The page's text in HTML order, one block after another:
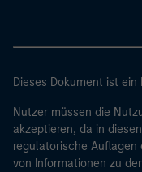
Dieses Dokument ist
Nutzer müssen die
akzeptieren, da in
regulatorische
von Informationen zu